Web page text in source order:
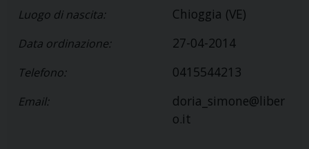
Luogo di nascita: Chioggia (VE)
Data ordinazione: 27-04-2014
Telefono: 0415544213
Email:
doria_simone@liber
o.it